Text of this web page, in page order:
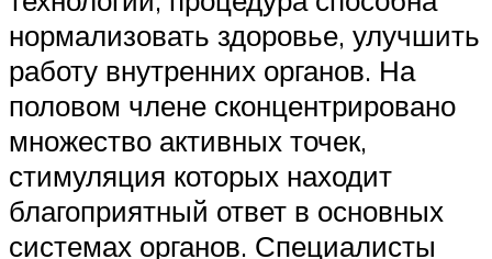
нормализовать здоровье, улучшить
работу внутренних органов. На
половом члене сконцентрировано
множество активных точек,
стимуляция которых находит
благоприятный ответ в основных
системах органов. Специалисты